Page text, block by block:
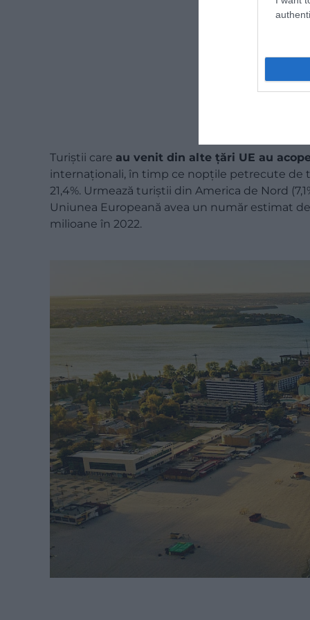
Turiştii care au venit din alte ţări UE au
internaţionali, în timp ce nopţile petrecute de
21,4%. Urmează turiştii din America de Nord
Uniunea Europeană avea un număr estimat
milioane în 2022.